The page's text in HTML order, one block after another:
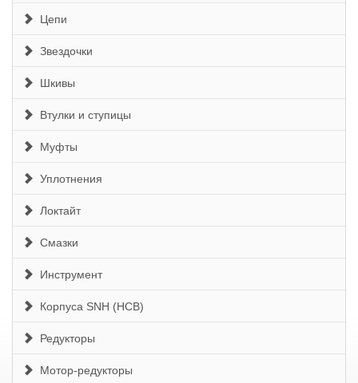
Цепи
Звездочки
Шкивы
Втулки и ступицы
Муфты
Уплотнения
Локтайт
Смазки
Инструмент
Корпуса SNH (HCB)
Редукторы
Мотор-редукторы